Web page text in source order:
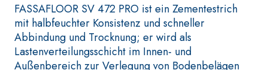
FASSAFLOOR SV 472 PRO ist ein Zementestrich
mit halbfeuchter Konsistenz und schneller
Abbindung und Trocknung; er wird als
Lastenverteilungsschicht im Innen- und
Außenbereich zur Verlegung von Bodenbelägen